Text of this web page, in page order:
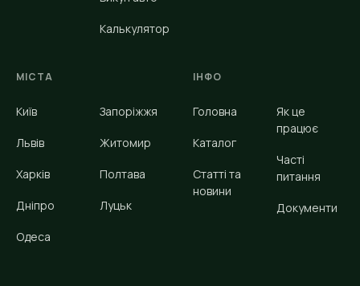
Калькулятор
МІСТА
Київ
Львів
Харків
Дніпро
Одеса
Запоріжжя
Житомир
Полтава
Луцьк
ІНФО
Головна
Каталог
Статті та
новини
Як це
працює
Часті
питання
Документи